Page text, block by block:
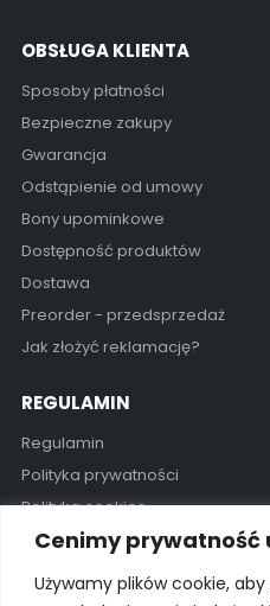
Cenimy prywatność
Używamy plików cookie,
OBSŁUGA KLIENTA
Sposoby płatności
Bezpieczne zakupy
Gwarancja
Odstąpienie od umowy
Bony upominkowe
Dostępność produktów
Dostawa
Preorder - przedsprzedaż
Jak złożyć reklamację?
REGULAMIN
Regulamin
Polityka prywatności
Polityka cookies
Pon - Pią / 11:00 - 19:00